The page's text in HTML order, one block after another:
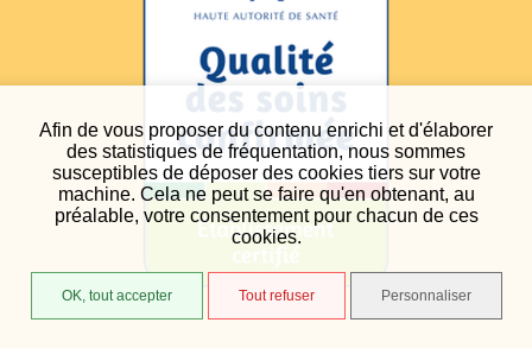
Afin de vous proposer du contenu enrichi et d'élaborer
des statistiques de fréquentation, nous sommes
susceptibles de déposer des cookies tiers sur votre
machine. Cela ne peut se faire qu'en obtenant, au
préalable, votre consentement pour chacun de ces
cookies.
OK, tout accepter Tout refuser Personnaliser